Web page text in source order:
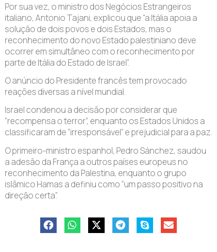
Por sua vez, o ministro dos Negócios Estrangeiros
italiano, Antonio Tajani, explicou que “a Itália apoia a
solução de dois povos e dois Estados, mas o
reconhecimento do novo Estado palestiniano deve
ocorrer em simultâneo com o reconhecimento por
parte de Itália do Estado de Israel”.
O anúncio do Presidente francês tem provocado
reações diversas a nível mundial.
Israel condenou a decisão por considerar que
“recompensa o terror”, enquanto os Estados Unidos a
classificaram de “irresponsável” e prejudicial para a paz.
O primeiro-ministro espanhol, Pedro Sánchez, saudou
a adesão da França a outros países europeus no
reconhecimento da Palestina, enquanto o grupo
islâmico Hamas a definiu como “um passo positivo na
direção certa”.